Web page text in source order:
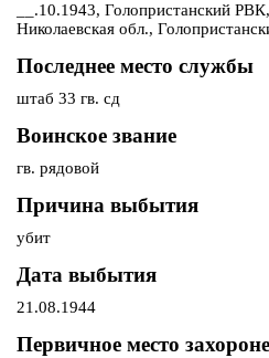
__.10.1943, Голопристанский
Николаевская обл.,
Последнее место службы
штаб 33 гв. сд
Воинское звание
гв. рядовой
Причина выбытия
убит
Дата выбытия
21.08.1944
Первичное место